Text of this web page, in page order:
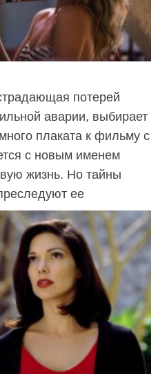
потерей
аварии, выбирает
плаката к фильму с
с новым именем
жизнь. Но тайны
ее